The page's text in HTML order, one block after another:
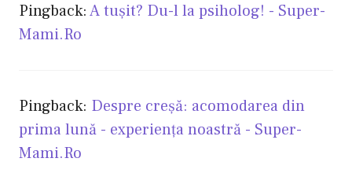
Pingback:A tuşit? Du-l la psiholog! - Super-
Mami.Ro
Pingback: Despre creşă: acomodarea din
prima lună - experienţa noastră - Super-
Mami.Ro